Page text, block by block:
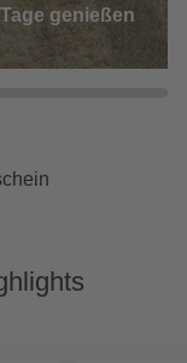
genießen